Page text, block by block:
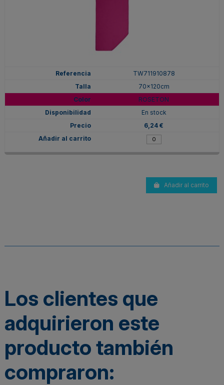
TW711910878
70x120cm
ROSETON
En stock
6,24 €
Añadir al carrito
Los clientes que
adquirieron este
producto también
compraron: